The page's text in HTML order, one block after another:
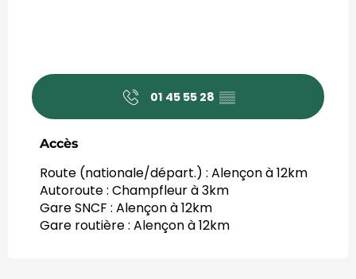
01 45 55 28 ▒▒
Accès
Accès
Route (nationale/départ.) : Alençon à 12km
Autoroute : Champfleur à 3km
Gare SNCF : Alençon à 12km
Gare routière : Alençon à 12km